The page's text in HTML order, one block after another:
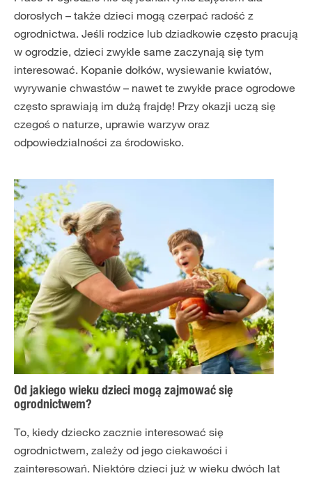
dorosłych – także dzieci mogą czerpać radość z
ogrodnictwa. Jeśli rodzice lub dziadkowie często pracują
w ogrodzie, dzieci zwykle same zaczynają się tym
interesować. Kopanie dołków, wysiewanie kwiatów,
wyrywanie chwastów – nawet te zwykłe prace ogrodowe
często sprawiają im dużą frajdę! Przy okazji uczą się
czegoś o naturze, uprawie warzyw oraz
odpowiedzialności za środowisko.
Od jakiego wieku dzieci mogą zajmować się
ogrodnictwem?
To, kiedy dziecko zacznie interesować się
ogrodnictwem, zależy od jego ciekawości i
zainteresowań. Niektóre dzieci już w wieku dwóch lat